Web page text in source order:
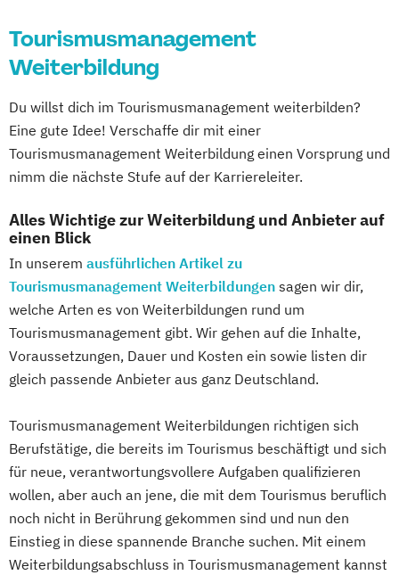
Tourismusmanagement
Weiterbildung
Du willst dich im Tourismusmanagement weiterbilden?
Eine gute Idee! Verschaffe dir mit einer
Tourismusmanagement Weiterbildung einen Vorsprung und
nimm die nächste Stufe auf der Karriereleiter.
Alles Wichtige zur Weiterbildung und Anbieter auf
einen Blick
In unserem ausführlichen Artikel zu
Tourismusmanagement Weiterbildungen sagen wir dir,
welche Arten es von Weiterbildungen rund um
Tourismusmanagement gibt. Wir gehen auf die Inhalte,
Voraussetzungen, Dauer und Kosten ein sowie listen dir
gleich passende Anbieter aus ganz Deutschland.
Tourismusmanagement Weiterbildungen richtigen sich
Berufstätige, die bereits im Tourismus beschäftigt und sich
für neue, verantwortungsvollere Aufgaben qualifizieren
wollen, aber auch an jene, die mit dem Tourismus beruflich
noch nicht in Berührung gekommen sind und nun den
Einstieg in diese spannende Branche suchen. Mit einem
Weiterbildungsabschluss in Tourismusmanagement kannst